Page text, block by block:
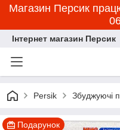
Магазин Персик
Інтернет магазин Персик
Persik Збуджуючі
Подарунок